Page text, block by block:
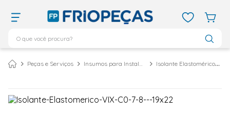
Peças e Serviços Isolante Elastomérico
1º ar condicionado 12000
3º ar condicionado